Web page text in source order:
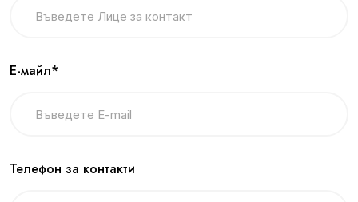
Е-майл*
Телефон за контакти